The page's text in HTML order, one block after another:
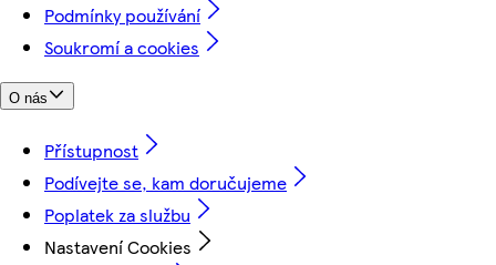
Podmínky používání
Soukromí a cookies
O nás
Přístupnost
Podívejte se, kam doručujeme
Poplatek za službu
Nastavení Cookies